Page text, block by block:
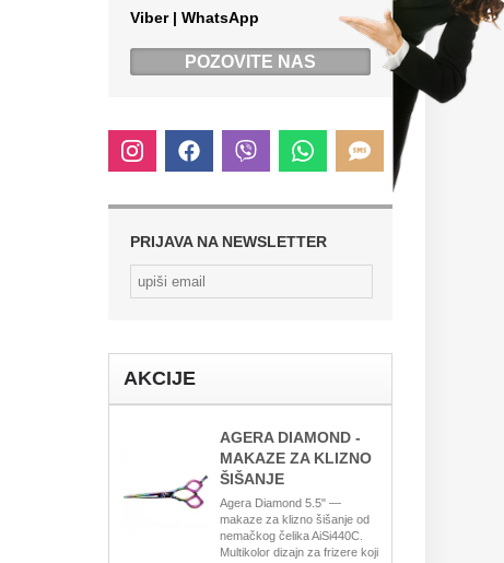
Viber | WhatsApp
POZOVITE NAS
PRIJAVA NA NEWSLETTER
AKCIJE
AGERA DIAMOND -
MAKAZE ZA KLIZNO
ŠIŠANJE
Agera Diamond 5.5" —
makaze za klizno šišanje od
nemačkog čelika AiSi440C.
Multikolor dizajn za frizere koji